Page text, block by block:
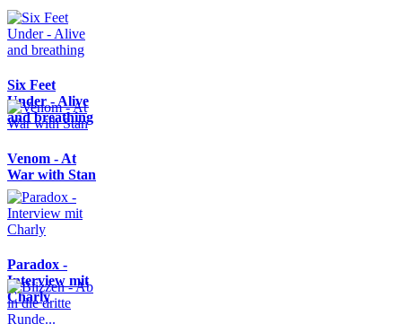
Six Feet
Under - Alive
and breathing
Venom - At
War with Stan
Paradox -
Interview mit
Charly